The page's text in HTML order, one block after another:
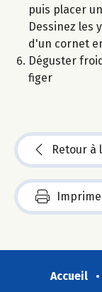
puis placer
Dessinez les
d'un cornet
Déguster
figer
Retour à
Accueil